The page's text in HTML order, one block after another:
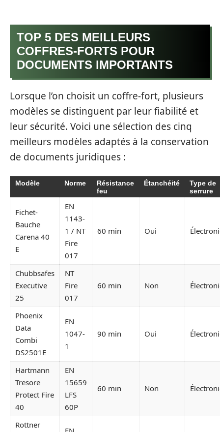
TOP 5 DES MEILLEURS
COFFRES-FORTS POUR
DOCUMENTS IMPORTANTS
Lorsque l’on choisit un coffre-fort, plusieurs
modèles se distinguent par leur fiabilité et
leur sécurité. Voici une sélection des cinq
meilleurs modèles adaptés à la conservation
de documents juridiques :
Modèle Norme
Résistance
feu
Étanchéité
Type de
serrure
Fichet-
Bauche
Carena 40
E
EN
1143-
1 / NT
Fire
017
60 min Oui
Chubbsafes
Executive
25
NT
Fire
017
60 min Non
Phoenix
Data
Combi
DS2501E
EN
1047-
1
90 min Oui
Hartmann
Tresore
Protect Fire
40
EN
15659
LFS
60P
60 min Non
Rottner